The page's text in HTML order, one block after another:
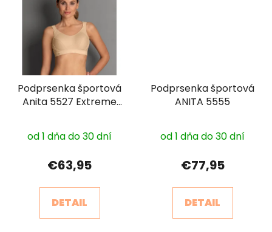
Podprsenka športová
Anita 5527 Extreme
hodnotenie
produktu
je
3,0
z
od 1 dňa do 30 dní
€63,95
DETAIL
Podprsenka športová
ANITA 5555
od 1 dňa do 30 dní
€77,95
DETAIL